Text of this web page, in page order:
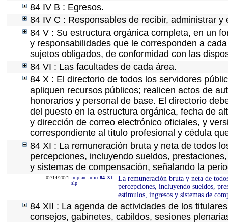
84 IV B : Egresos.
84 IV C : Responsables de recibir, administrar y
84 V : Su estructura orgánica completa, en un
y responsabilidades que le corresponden a
sujetos obligados, de conformidad con las
84 VI : Las facultades de cada área.
84 X : El directorio de todos los servidores
apliquen recursos públicos; realicen actos de
honorarios y personal de base. El directorio
del puesto en la estructura orgánica, fecha de
y dirección de correo electrónico oficiales, y
correspondiente al título profesional y cédula
84 XI : La remuneración bruta y neta de todos
percepciones, incluyendo sueldos,
y sistemas de compensación, señalando la
02/14/2021 implan
slp
Julio 84 XI - La remuneración bruta y neta de
percepciones, incluyendo sueldos,
estímulos, ingresos y sistemas de
84 XII : La agenda de actividades de los
consejos, gabinetes, cabildos, sesiones